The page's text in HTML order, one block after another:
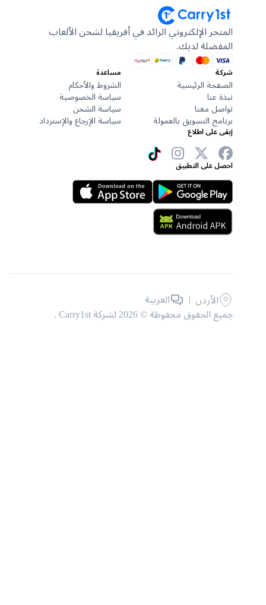
المتجر الإلكتروني الرائد في أفريقيا لشحن الألعاب
المفضلة لديك.
الصفحة الرئيسية
نبذة عنا
تواصل معنا
برنامج التسويق بالعمولة
مساعدة
الشروط والأحكام
سياسة الخصوصية
سياسة الشحن
سياسة الإرجاع والإسترداد
إبقى على اطلاع
احصل على التطبيق
جميع الحقوق محفوظة © 2026 لشركة Carry1st .
الأردن | العربية